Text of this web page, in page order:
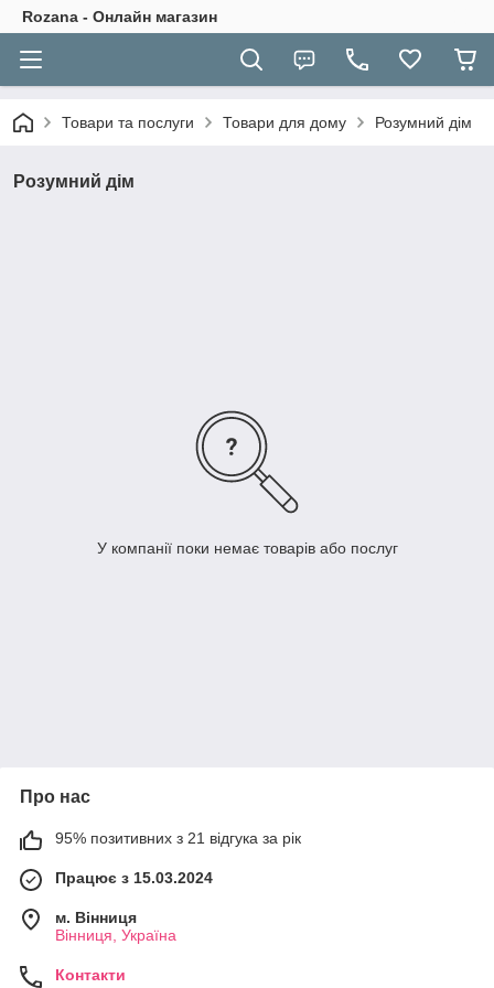
Rozana - Онлайн магазин
Товари та послуги Товари для дому Розумний дім
Розумний дім
У компанії поки немає товарів або послуг
Про нас
95% позитивних з 21 відгука за рік
Працює з 15.03.2024
м. Вінниця
Вінниця, Україна
Контакти